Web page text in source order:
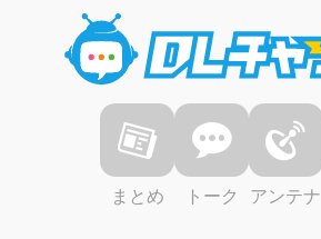
まとめ トーク アンテナ